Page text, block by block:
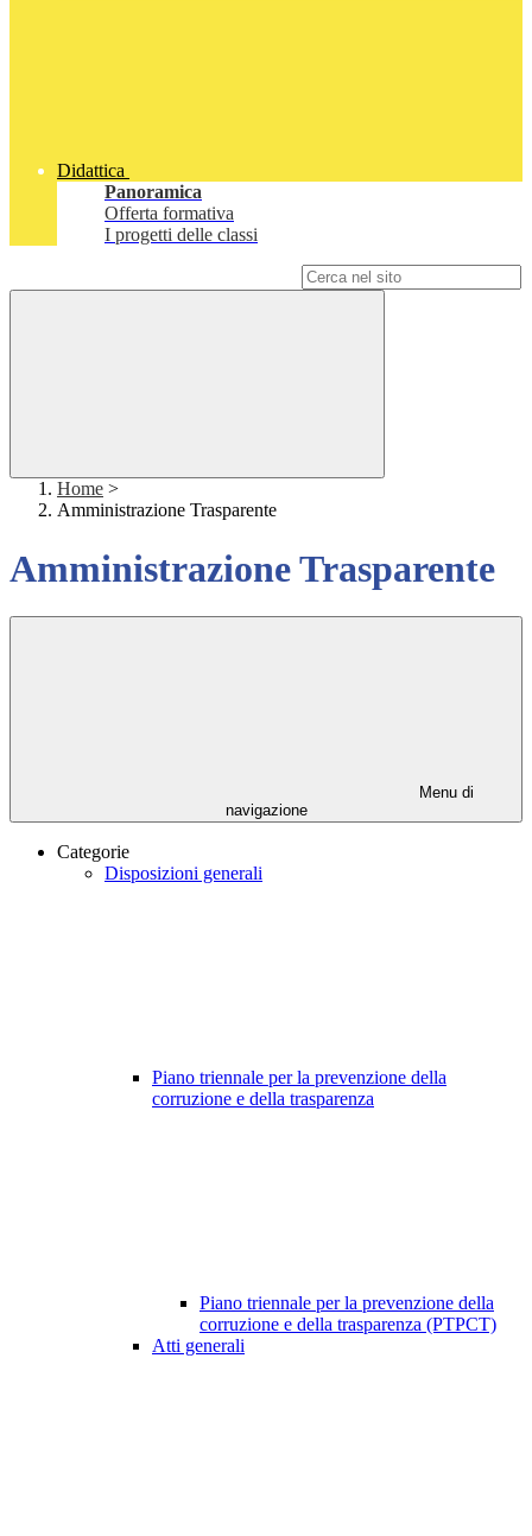
Didattica
Panoramica
Offerta formativa
I progetti delle classi
Home >
Amministrazione Trasparente
Amministrazione Trasparente
Menu di
navigazione
Categorie
Disposizioni generali
Piano triennale per la prevenzione della
corruzione e della trasparenza
Piano triennale per la prevenzione della
corruzione e della trasparenza (PTPCT)
Atti generali